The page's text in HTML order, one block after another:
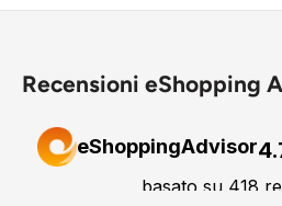
Recensioni eShopping